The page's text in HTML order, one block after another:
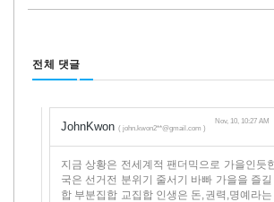
전체 댓글
JohnKwon ( john.kwon2**@gmail.com )
Nov, 10, 10:27 AM
지금 상황은 전세계적 팬더믹으로 가을인듯
국은 선거전 분위기 줄서기 바빠 가을을 즐
합 부분집합 교집합 인생은 돈,권력,명예라